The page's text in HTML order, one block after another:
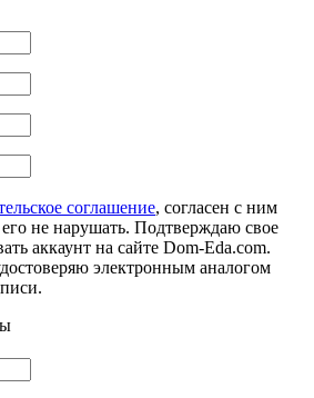
соглашение, согласен с ним
не нарушать. Подтверждаю свое
аккаунт на сайте Dom-Eda.com.
электронным аналогом